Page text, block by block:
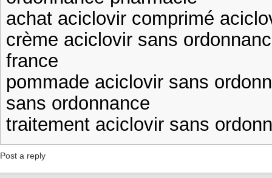
achat aciclovir comprimé
crème aciclovir sans
france
pommade aciclovir sans
sans ordonnance
traitement aciclovir sans
Post a reply